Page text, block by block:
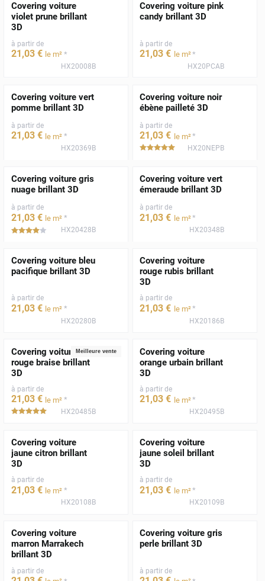
Covering voiture
violet prune brillant
3D
à partir de
21,03 € le m² *
HX20008B
Covering voiture pink
candy brillant 3D
à partir de
21,03 € le m²*
HX20PCAB
Covering voiture vert
pomme brillant 3D
à partir de
21 ,03 € le m² *
HX20369B
Covering voiture noir
ébène pailleté 3D
à partir de
21 ,03 € le m²*
*****HX20NEPB
Covering voiture gris
nuage brillant 3D
à partir de
21,03 € le m² *
***** HX20428B
Covering voiture vert
émeraude brillant 3D
à partir de
21,03 € le m²*
HX20348B
Covering voiture bleu
pacifique brillant 3D
à partir de
21,03 € le m² *
HX20280B
Covering voiture
rouge rubis brillant
3D
à partir de
21,03 € le m²*
HX20186B
Meilleure vente
Covering voiture
rouge braise brillant
3D
à partir de
21 ,03 € le m² *
*****HX20485B
Covering voiture
orange urbain brillant
3D
à partir de
21 ,03 € le m²*
HX20495B
Covering voiture
jaune citron brillant
3D
à partir de
21,03 € le m² *
HX20108B
Covering voiture
jaune soleil brillant
3D
à partir de
21,03 € le m²*
HX20109B
Covering voiture
marron Marrakech
brillant 3D
à partir de
Covering voiture gris
perle brillant 3D
à partir de